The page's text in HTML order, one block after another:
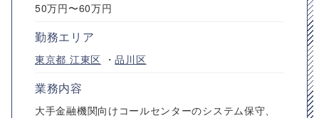
50万円〜60万円
勤務エリア
東京都 江東区 ・品川区
業務内容
大手金融機関向けコールセンターのシステム保守、